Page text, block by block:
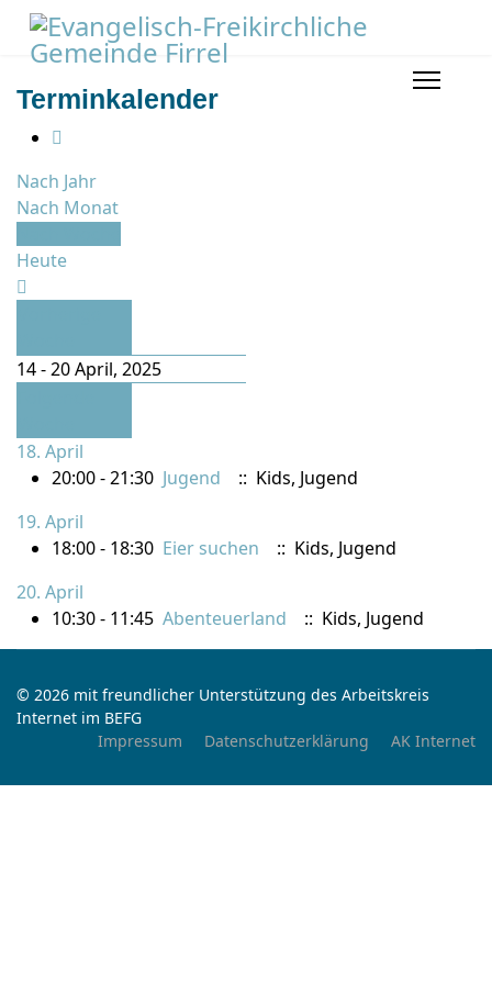
Terminkalender
Nach Jahr
Nach Monat
Heute
14 - 20 April, 2025
18. April
20:00 - 21:30 Jugend
:: Kids, Jugend
19. April
18:00 - 18:30 Eier suchen
:: Kids, Jugend
20. April
10:30 - 11:45 Abenteuerland :: Kids, Jugend
© 2026 mit freundlicher Unterstützung des Arbeitskreis
Internet im BEFG
Impressum
Datenschutzerklärung AK Internet